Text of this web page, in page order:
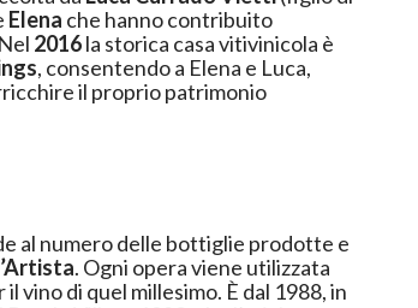
Elena che hanno contribuito
all’affermazione del brand Vietti. Nel 2016la storica casa vitivinicola è
, consentendo a Elena e Luca,
il proprio patrimonio
al numero delle bottiglie prodotte e
. Ogni opera viene utilizzata
vino di quel millesimo. È dal 1988, in